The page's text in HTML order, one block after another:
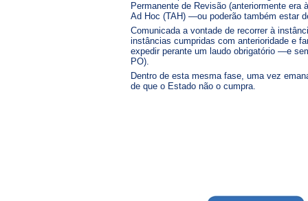
Permanente de Revisão (anteriormente
Ad Hoc (TAH) —ou poderão também estar
Comunicada a vontade de recorrer à
instâncias cumpridas com anterioridade e
expedir perante um laudo obrigatório —e
PO).
Dentro de esta mesma fase, uma vez
de que o Estado não o cumpra.